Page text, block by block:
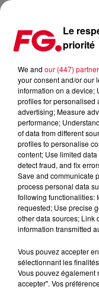
FG MUSIC STORY –
Le
priorité
We and our (447)
your consent and/or our
information on a device;
profiles for personalised
advertising; Measure
performance;
of data from different
profiles to personalise
content; Use limited
detect fraud, and fix
Save and communicate
process personal data
following functionalities:
requested; Use precise
other data sources; Link
information transmitted
Vous pouvez accepter
sélectionnant les
Vous pouvez également
accepter". Vos